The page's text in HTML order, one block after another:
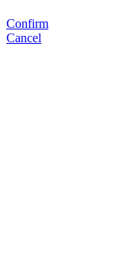
Confirm
Cancel